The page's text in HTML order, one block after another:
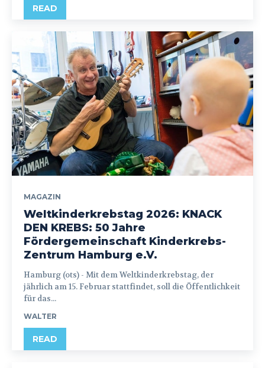
READ
MAGAZIN
Weltkinderkrebstag 2026: KNACK
DEN KREBS: 50 Jahre
Fördergemeinschaft Kinderkrebs-
Zentrum Hamburg e.V.
Hamburg (ots) - Mit dem Weltkinderkrebstag, der
jährlich am 15. Februar stattfindet, soll die Öffentlichkeit
für das...
WALTER
READ